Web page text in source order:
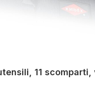
11 scomparti,